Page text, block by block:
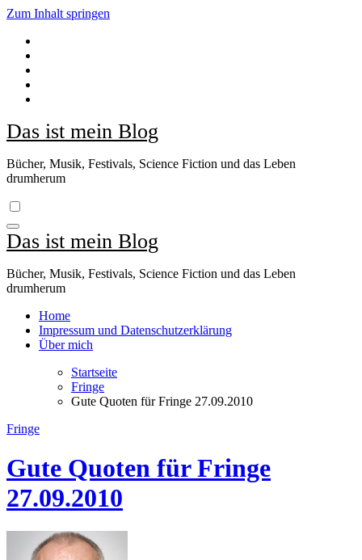
Zum Inhalt springen
Das ist mein Blog
Bücher, Musik, Festivals, Science Fiction und das Leben
drumherum
Das ist mein Blog
Bücher, Musik, Festivals, Science Fiction und das Leben
drumherum
Home
Impressum und Datenschutzerklärung
Über mich
Startseite
Fringe
Gute Quoten für Fringe 27.09.2010
Fringe
Gute Quoten für Fringe
27.09.2010